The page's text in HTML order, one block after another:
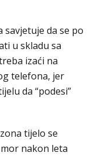
savjetuje da se po
u skladu sa
izaći na
telefona, jer
da “podesi”
tijelo se
nakon leta